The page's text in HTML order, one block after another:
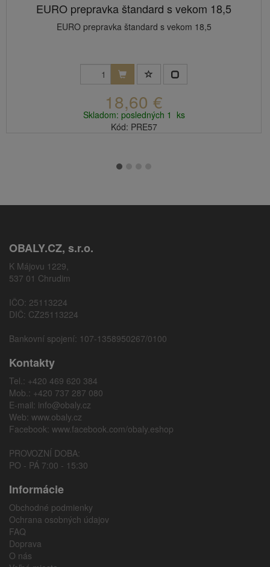
EURO prepravka štandard s vekom 18,5
EURO prepravka štandard s vekom 18,5
18,60 €
Skladom: posledných 1 ks
Kód: PRE57
OBALY.CZ, s.r.o.
K Májovu 1229,
537 01 Chrudim
IČO: 25113224
DIČ: CZ25113224
Bankovní spojení: 107-1358950267/0100
Kontakty
Tel.: +420 469 620 384
Mob.: +420 737 287 080
E-mail: info@obaly.cz
Web: www.obaly.cz
Facebook: www.facebook.com/obaly.eshop
PROVOZNÍ DOBA:
PO - PÁ 7:00 - 15:30
Informácie
Obchodné podmienky
Ochrana osobných údajov
FAQ
Doprava
O nás